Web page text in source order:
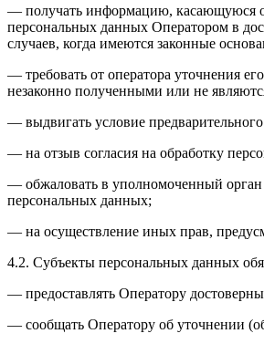
— получать информацию, касающуюся
персональных данных Оператором в
случаев, когда имеются законные
— требовать от оператора уточнения
незаконно полученными или не
— выдвигать условие
— на отзыв согласия на обработку
— обжаловать в уполномоченный орган
персональных данных;
— на осуществление иных прав,
4.2. Субъекты персональных данных
— предоставлять Оператору
— сообщать Оператору об уточнении